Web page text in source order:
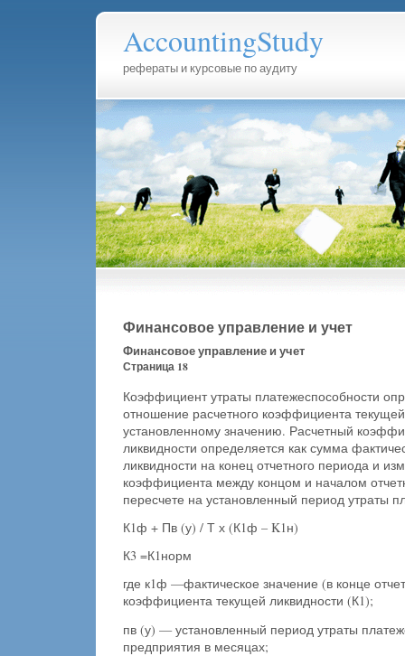
AccountingStudy
рефераты и курсовые по аудиту
Финансовое управление и учет
Финансовое управление и учет
Страница 18
Коэффициент утраты платежеспособности
отношение расчетного коэффициента текущей
установленному значению. Расчетный
ликвидности определяется как сумма
ликвидности на конец отчетного периода и
коэффициента между концом и началом
пересчете на установленный период утраты
К1ф + Пв (у) / Т х (К1ф – K1н)
К3 =К1норм
где к1ф —фактическое значение (в конце
коэффициента текущей ликвидности (К1);
пв (у) — установленный период утраты
предприятия в месяцах;